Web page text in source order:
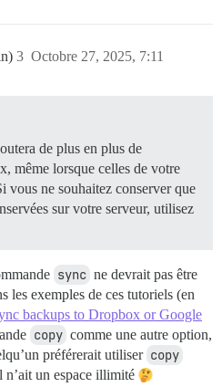
Octobre 27, 2025, 7:11
3
de plus en plus de
même lorsque celles de votre
vous ne souhaitez conserver que
sur votre serveur, utilisez
sync ne devrait pas être
les exemples de ces tutoriels (en
backups to Dropbox or Google
copy comme une autre option,
préférerait utiliser copy
n’ait un espace illimité